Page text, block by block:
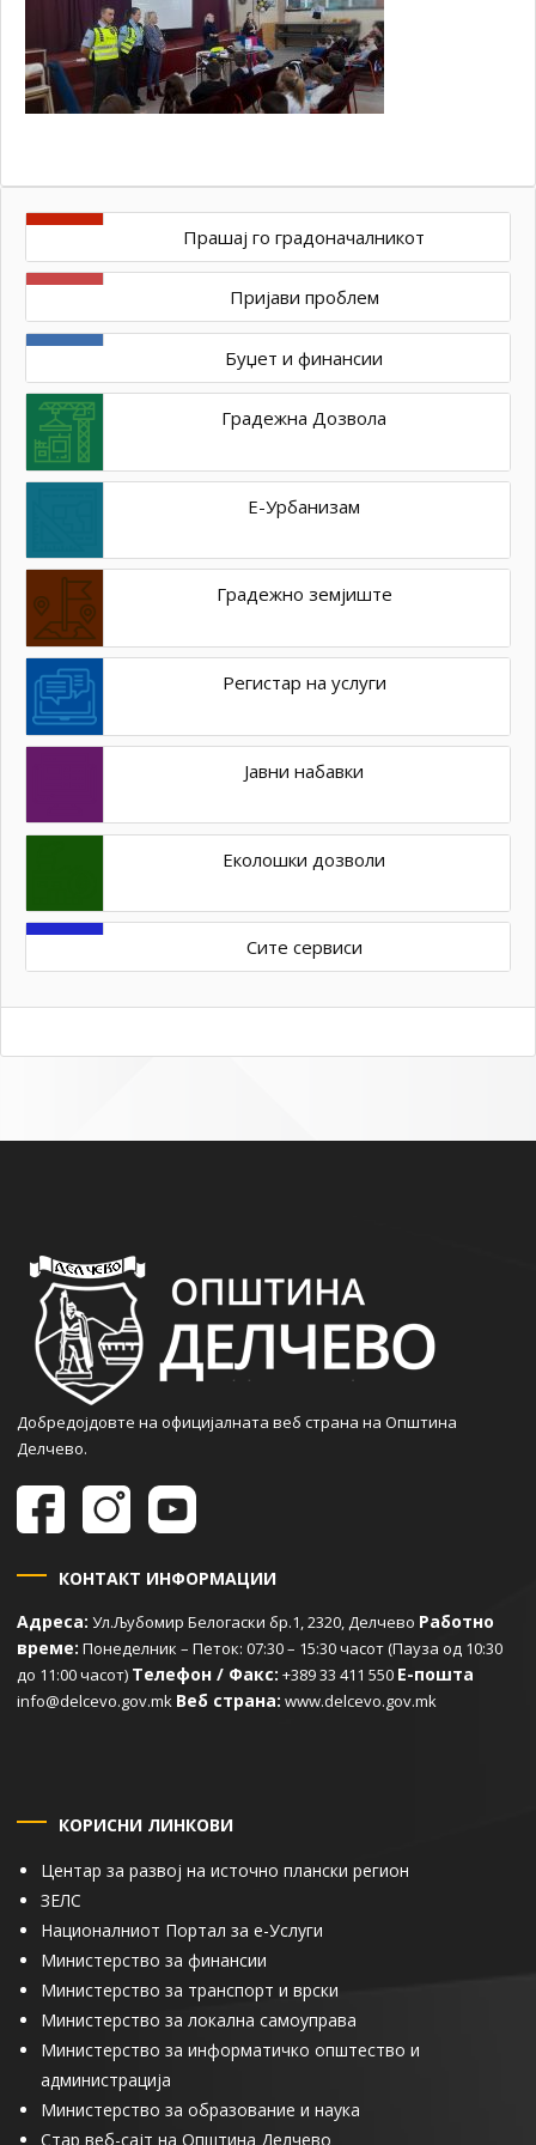
Прашај го градоначалникот
Пријави проблем
Буџет и финансии
Градежна Дозвола
Е-Урбанизам
Градежно земјиште
Регистар на услуги
Јавни набавки
Еколошки дозволи
Сите сервиси
Добредојдовте на официјалната веб страна на Општина
Делчево.
КОНТАКТ ИНФОРМАЦИИ
Адреса: Ул.Љубомир Белогаски бр.1, 2320, Делчево Работно
време: Понеделник – Петок: 07:30 – 15:30 часот (Пауза од 10:30
до 11:00 часот) Телефон / Факс: +389 33 411 550 Е-пошта
info@delcevo.gov.mk Веб страна: www.delcevo.gov.mk
КОРИСНИ ЛИНКОВИ
Центар за развој на источно плански регион
ЗЕЛС
Националниот Портал за е-Услуги
Министерство за финансии
Министерство за транспорт и врски
Министерство за локална самоуправа
Министерство за информатичко општество и
администрација
Министерство за образование и наука
Стар веб-сајт на Општина Делчево